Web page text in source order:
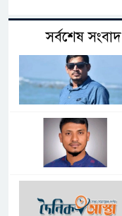
সর্বশেষ সংবাদ